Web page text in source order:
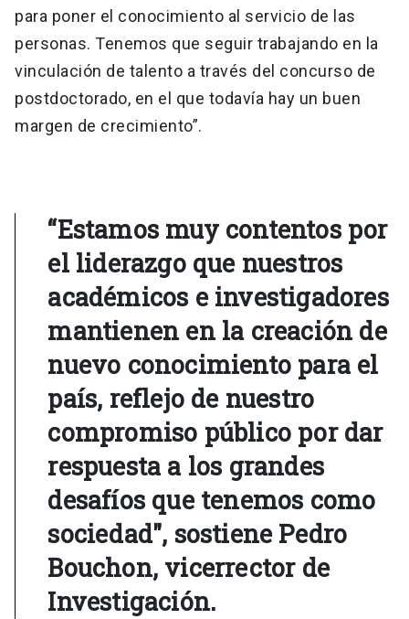
para poner el conocimiento al servicio de las
personas. Tenemos que seguir trabajando en la
vinculación de talento a través del concurso de
postdoctorado, en el que todavía hay un buen
margen de crecimiento”.
“Estamos muy contentos por
el liderazgo que nuestros
académicos e investigadores
mantienen en la creación de
nuevo conocimiento para el
país, reflejo de nuestro
compromiso público por dar
respuesta a los grandes
desafíos que tenemos como
sociedad", sostiene Pedro
Bouchon, vicerrector de
Investigación.